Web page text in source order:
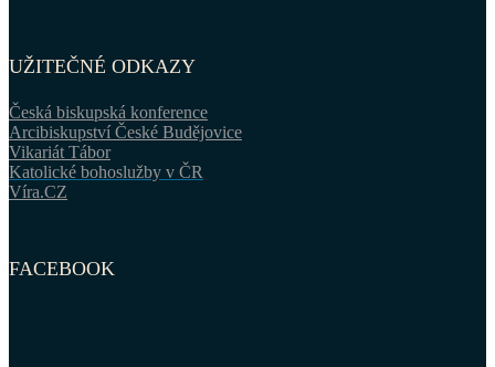
UŽITEČNÉ ODKAZY
Česká biskupská konference
Arcibiskupství České Budějovice
Vikariát Tábor
Katolické bohoslužby v ČR
Víra.CZ
FACEBOOK